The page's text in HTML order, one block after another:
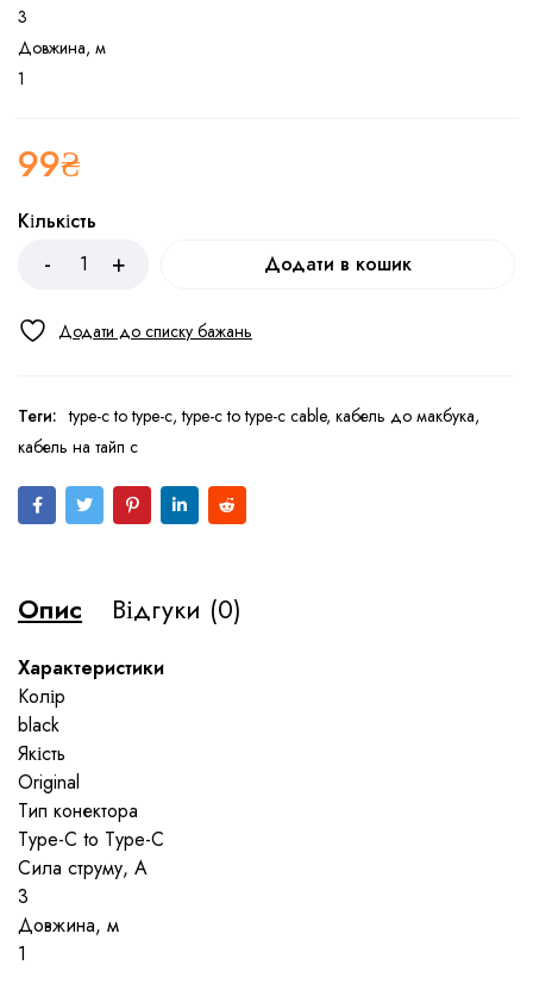
3
Довжина, м
1
99₴
Кількість
Додати в кошик
Теги: type-c to type-c,type-c to type-c cable, кабель до макбука,
кабель на тайп с
Опис Відгуки (0)
Характеристики
Колір
black
Якість
Original
Тип конектора
Type-C to Type-C
Сила струму, A
3
Довжина, м
1